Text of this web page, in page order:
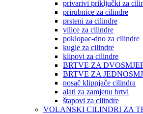
privarivi priključki za
prirubnice za cilindre
prsteni za cilindre
vilice za cilindre
poklopac-dno za cilindre
kugle za cilindre
klipovi za cilindre
BRTVE ZA
BRTVE ZA
nosač klipnjače cilindra
alati za zamjenu brtvi
štapovi za cilindre
VOLANSKI CILINDRI ZA